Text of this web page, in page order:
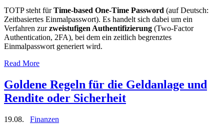
TOTP steht fürTime-based One-Time Password (auf Deutsch:
Zeitbasiertes Einmalpasswort). Es handelt sich dabei um ein
Verfahren zurzweistufigen Authentifizierung (Two-Factor
Authentication, 2FA), bei dem ein zeitlich begrenztes
Einmalpasswort generiert wird.
Read More
Goldene Regeln für die Geldanlage und
Rendite oder Sicherheit
19.08. Finanzen